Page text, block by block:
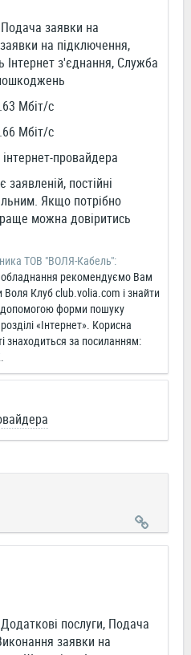
заявки на
на підключення,
Інтернет з'єднання, Служба
Мбіт/c
Мбіт/c
провайдера
постійні
Якщо потрібно
можна довіритись
ТОВ "ВОЛЯ-Кабель":
рекомендуємо Вам
Воля Клуб club.volia.com і знайти
допомогою форми пошуку
«Інтернет». Корисна
знаходиться за посиланням:
послуги, Подача
заявки на